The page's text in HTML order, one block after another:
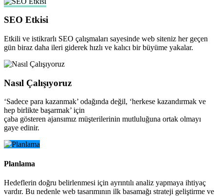
SEO Etkisi
Etkili ve istikrarlı SEO çalışmaları sayesinde web siteniz her geçen
gün biraz daha ileri giderek hızlı ve kalıcı bir büyüme yakalar.
Nasıl Çalışıyoruz
‘Sadece para kazanmak’ odağında değil, ‘herkese kazandırmak ve
hep birlikte başarmak’ için
çaba gösteren ajansımız müşterilerinin mutluluğuna ortak olmayı
gaye edinir.
Planlama
Hedeflerin doğru belirlenmesi için ayrıntılı analiz yapmaya ihtiyaç
vardır. Bu nedenle web tasarımının ilk basamağı strateji geliştirme ve